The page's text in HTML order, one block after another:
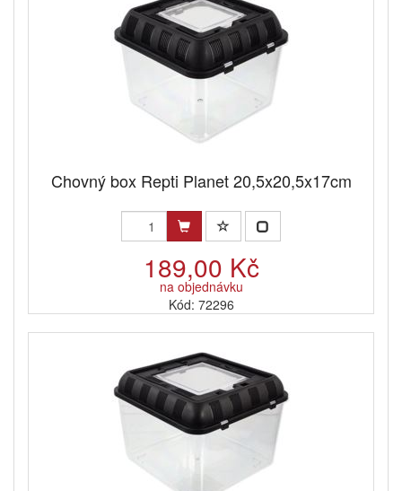
Chovný box Repti Planet 20,5x20,5x17cm
189,00 Kč
na objednávku
Kód: 72296